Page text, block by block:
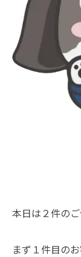
本日は２件の
まず１件目の